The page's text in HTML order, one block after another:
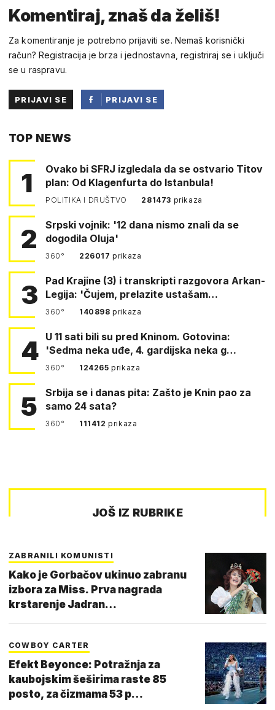
Komentiraj, znaš da želiš!
Za komentiranje je potrebno prijaviti se. Nemaš korisnički
račun? Registracija je brza i jednostavna, registriraj se i uključi
se u raspravu.
PRIJAVI SE
PRIJAVI SE
TOP NEWS
1
Ovako bi SFRJ izgledala da se ostvario Titov
plan: Od Klagenfurta do Istanbula!
POLITIKA I DRUŠTVO 281473 prikaza
2
Srpski vojnik: '12 dana nismo znali da se
dogodila Oluja'
360° 226017prikaza
3
Pad Krajine (3) i transkripti razgovora Arkan-
Legija: 'Čujem, prelazite ustašam…
360° 140898prikaza
4 U 11 sati bili su pred Kninom. Gotovina:
'Sedma neka uđe, 4. gardijska neka g…
360° 124265prikaza
5
Srbija se i danas pita: Zašto je Knin pao za
samo 24 sata?
360° 111412prikaza
JOŠ IZ RUBRIKE
ZABRANILI KOMUNISTI
Kako je Gorbačov ukinuo zabranu
izbora za Miss. Prva nagrada
krstarenje Jadran…
COWBOY CARTER
Efekt Beyonce: Potražnja za
kaubojskim šeširima raste 85
posto, za čizmama 53 p…